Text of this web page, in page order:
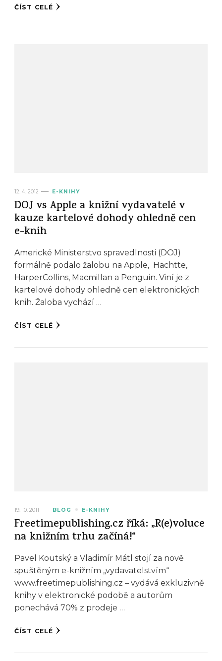
ČÍST CELÉ
12. 4. 2012 E-KNIHY
DOJ vs Apple a knižní vydavatelé v
kauze kartelové dohody ohledně cen
e-knih
Americké Ministerstvo spravedlnosti (DOJ)
formálně podalo žalobu na Apple, Hachtte,
HarperCollins, Macmillan a Penguin. Viní je z
kartelové dohody ohledně cen elektronických
knih. Žaloba vychází …
ČÍST CELÉ
19. 10. 2011 BLOG E-KNIHY
Freetimepublishing.cz říká: „R(e)voluce
na knižním trhu začíná!“
Pavel Koutský a Vladimír Mátl stojí za nově
spuštěným e-knižním „vydavatelstvím“
www.freetimepublishing.cz – vydává exkluzivně
knihy v elektronické podobě a autorům
ponechává 70% z prodeje …
ČÍST CELÉ